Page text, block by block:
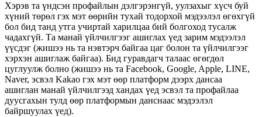
Хэрэв та үндсэн профайлын дэлгэрэнгүй, уулзахыг хүсч буй
хүний төрөл гэх мэт өөрийн тухай тодорхой мэдээлэл өгөхгүй
бол бид танд утга учиртай харилцаа бий болгоход тусалж
чадахгүй. Та манай үйлчилгээг ашиглах үед зарим мэдээлэл
үүсдэг (жишээ нь та нэвтэрч байгаа цаг болон та үйлчилгээг
хэрхэн ашиглаж байгаа). Бид гуравдагч талаас өгөгдөл
цуглуулж болно (жишээ нь та Facebook, Google, Apple, LINE,
Naver, эсвэл Kakao гэх мэт өөр платформ дээрх дансаа
ашиглан манай үйлчилгээд хандах үед эсвэл та профайлаа
дуусгахын тулд өөр платформын данснаас мэдээлэл
байршуулах үед).